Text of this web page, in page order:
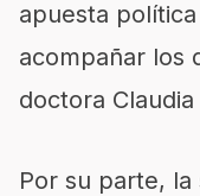
apuesta
acompañar los
doctora
Por su parte,